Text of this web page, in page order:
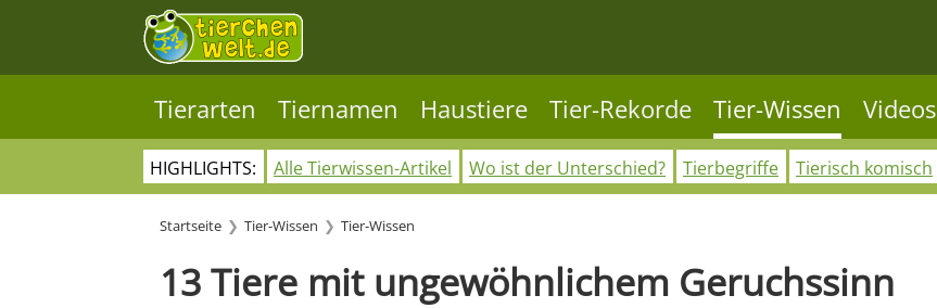
Tierarten Tiernamen Haustiere Tier-Rekorde Tier-Wissen Videos
HIGHLIGHTS: Alle Tierwissen-Artikel Wo ist der Unterschied? Tierbegriffe Tierisch komisch
Startseite Tier-Wissen Tier-Wissen
13 Tiere mit ungewöhnlichem Geruchssinn